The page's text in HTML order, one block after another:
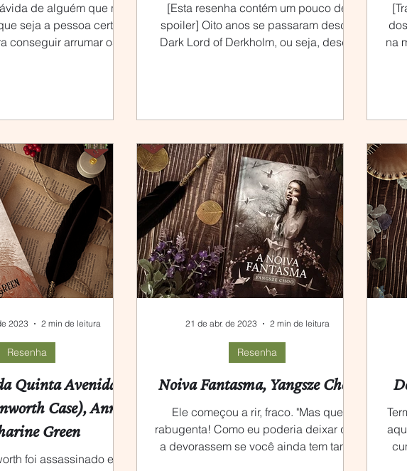
de alguém que não
seja a pessoa certa
conseguir arrumar os
[Esta resenha contém um pouco de
spoiler] Oito anos se passaram desde
Dark Lord of Derkholm, ou seja, desde
na
Quinta Avenida
Case), Anna
Green
foi assassinado em
Resenha
2023 2 min de leitura
Noiva Fantasma, Yangsze Choo
Ele começou a rir, fraco. "Mas que
rabugenta! Como eu poderia deixar que
a devorassem se você ainda tem tanta
Resenha
21 de abr. de 2023 2 min de leitura